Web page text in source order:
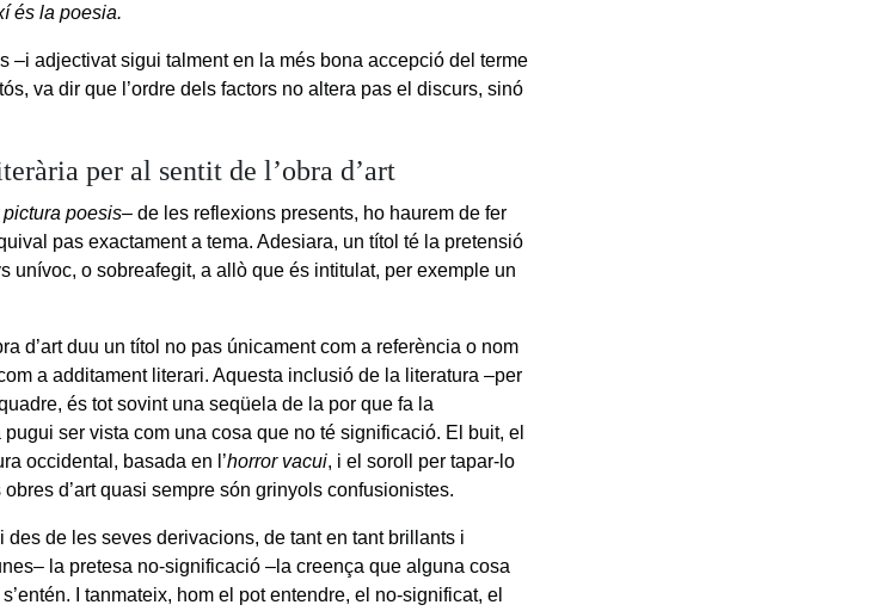
és la poesia.
–i adjectivat sigui talment en la més bona accepció del terme
va dir que l’ordre dels factors no altera pas el discurs, sinó
per al sentit de l’obra d’art
pictura poesis– de les reflexions presents, ho haurem de fer
pas exactament a tema. Adesiara, un títol té la pretensió
unívoc, o sobreafegit, a allò que és intitulat, per exemple un
d’art duu un títol no pas únicament com a referència o nom
a additament literari. Aquesta inclusió de la literatura –per
és tot sovint una seqüela de la por que fa la
ser vista com una cosa que no té significació. El buit, el
occidental, basada en l’horror vacui, i el soroll per tapar-lo
d’art quasi sempre són grinyols confusionistes.
de les seves derivacions, de tant en tant brillants i
la pretesa no-significació –la creença que alguna cosa
I tanmateix, hom el pot entendre, el no-significat, el